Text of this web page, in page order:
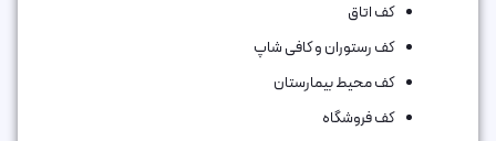
کف اتاق‌
کف رستوران و کافی شاپ
کف محیط بیمارستان
کف فروشگاه